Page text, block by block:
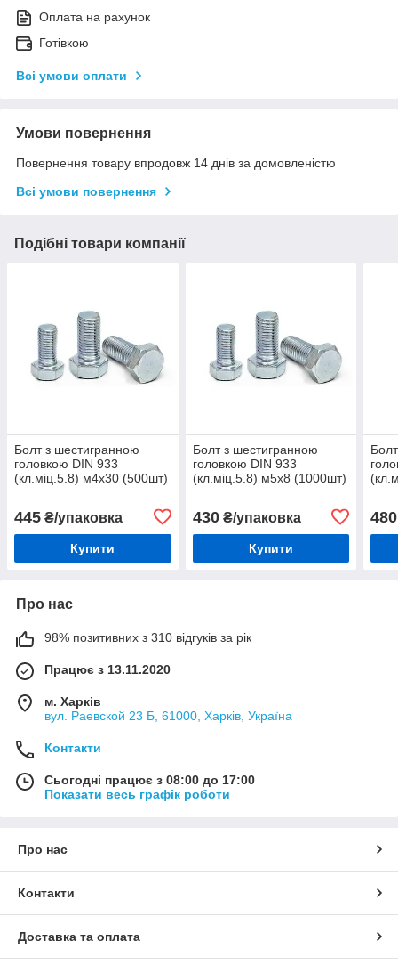
Оплата на рахунок
Готівкою
Всі умови оплати
Умови повернення
Повернення товару впродовж 14 днів за домовленістю
Всі умови повернення
Подібні товари компанії
Болт з шестигранною
головкою DIN 933
(кл.міц.5.8) м4х30 (500шт)
445 ₴/упаковка
Купити
Болт з шестигранною
головкою DIN 933
(кл.міц.5.8) м5х8 (1000шт)
430₴/упаковка
Купити
480
Про нас
98% позитивних з 310 відгуків за рік
Працює з 13.11.2020
м. Харків
вул. Раевской 23 Б, 61000, Харків, Україна
Контакти
Сьогодні працює з 08:00 до 17:00
Показати весь графік роботи
Про нас
Контакти
Доставка та оплата